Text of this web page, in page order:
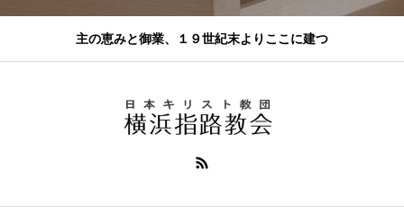
主の恵みと御業、１９世紀末よりここに建つ